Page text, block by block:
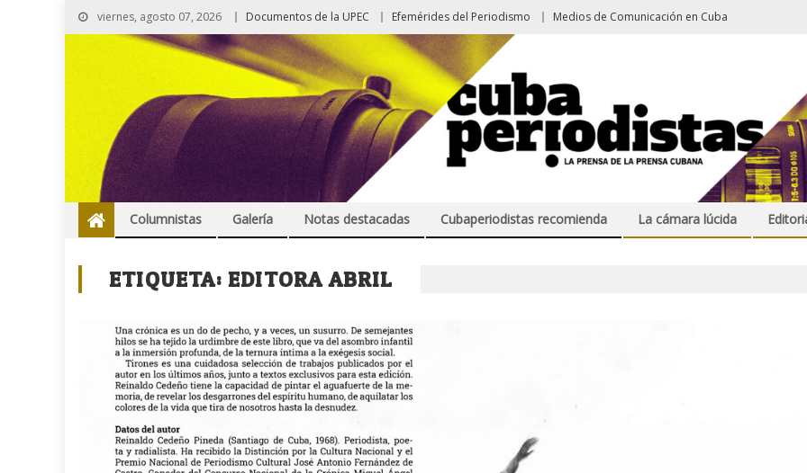
viernes, agosto 07, 2026 Documentos de la UPEC Efemérides del Periodismo Medios de Comunicación en Cuba
Columnistas Galería Notas destacadas Cubaperiodistas recomienda La cámara lúcida
ETIQUETA: EDITORA ABRIL